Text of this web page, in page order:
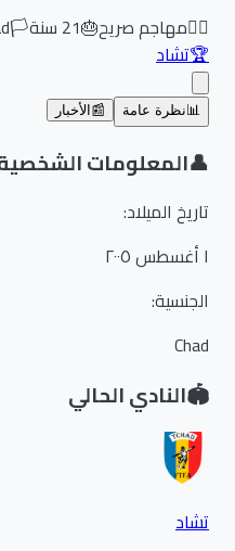
مهاجم صريح🎂
21سنة🏳️
Chad
تشاد
نظرة عامة 📰 الأخبار
المعلومات الشخصية
تاريخ الميلاد:
الجنسية:
Chad
النادي الحالي
تشاد